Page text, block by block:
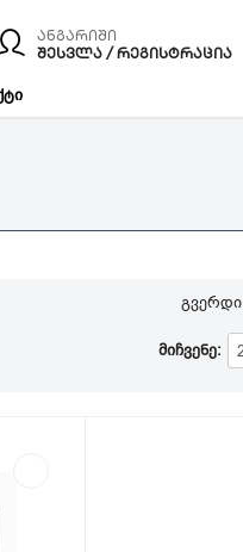
ანგარიში
ᲨᲔᲡᲕᲚᲐ / ᲠᲔᲒᲘᲡᲢᲠᲐᲪᲘᲐ
გვერდი
მიჩვენე: